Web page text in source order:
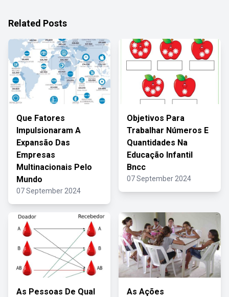
Related Posts
Que Fatores
Impulsionaram A
Expansão Das
Empresas
Multinacionais Pelo
Mundo
07 September 2024
Objetivos Para
Trabalhar Números E
Quantidades Na
Educação Infantil
Bncc
07 September 2024
As Pessoas De Qual As Ações